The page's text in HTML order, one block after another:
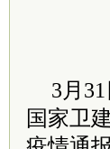
3月
国家卫